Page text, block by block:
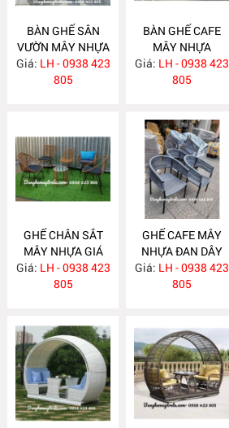
BÀN GHẾ SÂN
VƯỜN MÂY NHỰA
NH276
Giá: LH - 0938 423
805
BÀN GHẾ CAFE
MÂY NHỰA
NGOÀI TRỜI
NH275
Giá: LH - 0938 423
805
GHẾ CHÂN SẮT
MÂY NHỰA GIÁ
RẺ NH273
Giá: LH - 0938 423
805
GHẾ CAFE MÂY
NHỰA ĐAN DÂY
DÙ NH272
Giá: LH - 0938 423
805